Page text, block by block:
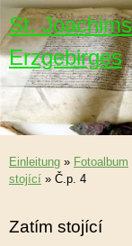
St.
Erzgebirges
Einleitung » Fotoalbum
stojící » Č.p. 4
Zatím stojící